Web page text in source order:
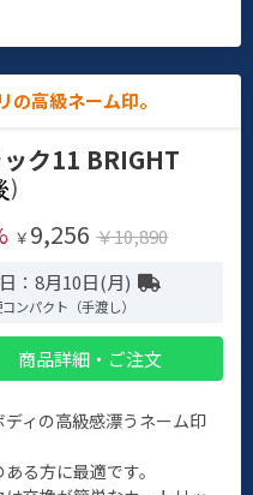
高級ネーム印。
ク11 BRIGHT
)
￥ 9,256 ￥10,890
：8月10日(月)
ンパクト（手渡し）
商品詳細・ご注文
ディの高級感漂うネーム印
る方に最適です。